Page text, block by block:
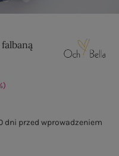
)
dni przed wprowadzeniem